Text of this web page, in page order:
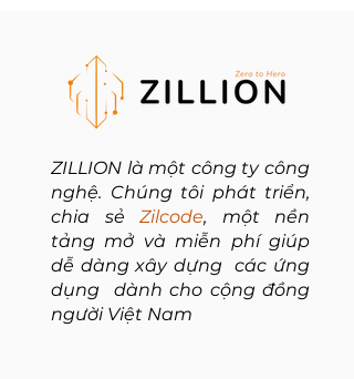
ZILLION là một công ty công
nghệ. Chúng tôi phát triển,
chia sẻ Zilcode, một nền
tảng mở và miễn phí giúp
dễ dàng xây dựng các ứng
dụng dành cho cộng đồng
người Việt Nam